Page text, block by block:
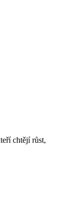
chtějí růst,